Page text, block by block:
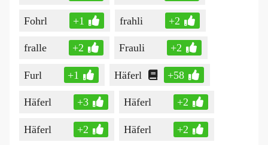
Fohrl +1 frahli +2
fralle +2 Frauli +2
Furl +1 Häferl +58
Häferl +3 Häferl +2
Häferl +2 Häferl +2